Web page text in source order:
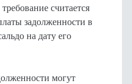
считается
задолженности в
на дату его
могут